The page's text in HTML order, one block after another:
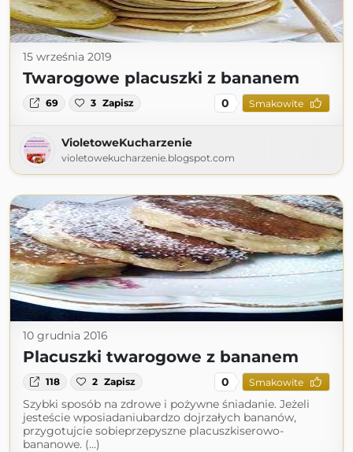
15 września 2019
Twarogowe placuszki z bananem
69 3 Zapisz 0 Smakowite
VioletoweKucharzenie
violetowekucharzenie.blogspot.com
10 grudnia 2016
Placuszki twarogowe z bananem
118 2 Zapisz 0 Smakowite
Szybki sposób na zdrowe i pożywne śniadanie. Jeżeli
jesteście wposiadaniubardzo dojrzałych bananów,
przygotujcie sobieprzepyszne placuszkiserowo-
bananowe. (...)